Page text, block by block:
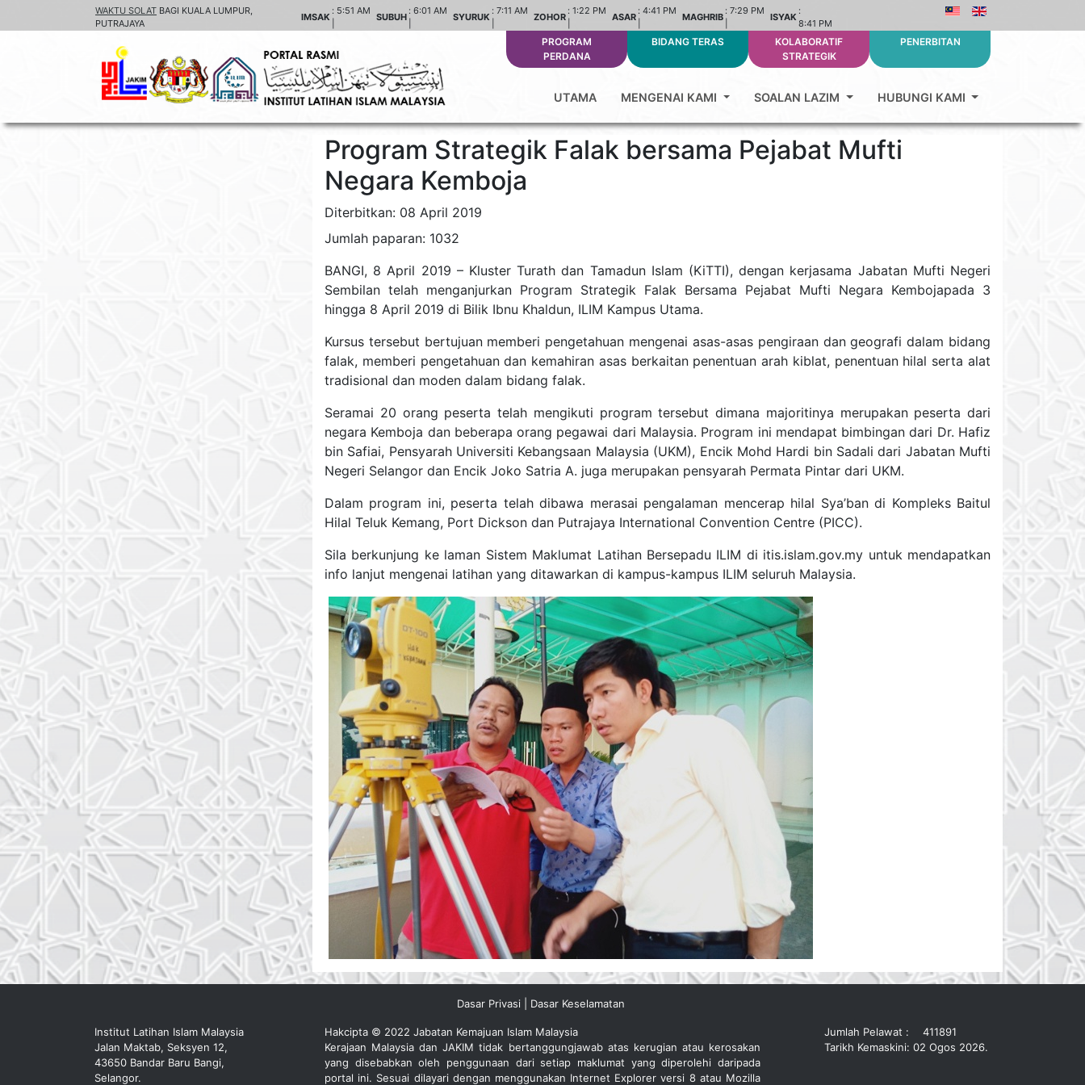
WAKTU SOLAT BAGI KUALA LUMPUR,
PUTRAJAYA
IMSAK
: 5:51 AM
SUBUH
: 6:01 AM
SYURUK
: 7:11 AM
ZOHOR
: 1:22 PM
ASAR
: 4:41 PM
MAGHRIB
: 7:29 PM
ISYAK
:
8:41 PM
PROGRAM
PERDANA
BIDANG TERAS
KOLABORATIF
STRATEGIK
PENERBITAN
UTAMA MENGENAI KAMI SOALAN LAZIM HUBUNGI KAMI
Program Strategik Falak bersama Pejabat Mufti
Negara Kemboja
Diterbitkan: 08 April 2019
Jumlah paparan: 1032
BANGI, 8 April 2019 – Kluster Turath dan Tamadun Islam (KiTTI), dengan kerjasama Jabatan Mufti Negeri
Sembilan telah menganjurkan Program Strategik Falak Bersama Pejabat Mufti Negara Kembojapada 3
hingga 8 April 2019 di Bilik Ibnu Khaldun, ILIM Kampus Utama.
Kursus tersebut bertujuan memberi pengetahuan mengenai asas-asas pengiraan dan geografi dalam bidang
falak, memberi pengetahuan dan kemahiran asas berkaitan penentuan arah kiblat, penentuan hilal serta alat
tradisional dan moden dalam bidang falak.
Seramai 20 orang peserta telah mengikuti program tersebut dimana majoritinya merupakan peserta dari
negara Kemboja dan beberapa orang pegawai dari Malaysia. Program ini mendapat bimbingan dari Dr. Hafiz
bin Safiai, Pensyarah Universiti Kebangsaan Malaysia (UKM), Encik Mohd Hardi bin Sadali dari Jabatan Mufti
Negeri Selangor dan Encik Joko Satria A. juga merupakan pensyarah Permata Pintar dari UKM.
Dalam program ini, peserta telah dibawa merasai pengalaman mencerap hilal Sya’ban di Kompleks Baitul
Hilal Teluk Kemang, Port Dickson dan Putrajaya International Convention Centre (PICC).
Sila berkunjung ke laman Sistem Maklumat Latihan Bersepadu ILIM di itis.islam.gov.my untuk mendapatkan
info lanjut mengenai latihan yang ditawarkan di kampus-kampus ILIM seluruh Malaysia.
Dasar Privasi Dasar Keselamatan
Institut Latihan Islam Malaysia
Jalan Maktab, Seksyen 12,
43650 Bandar Baru Bangi,
Selangor.
Hakcipta © 2022 Jabatan Kemajuan Islam Malaysia
Kerajaan Malaysia dan JAKIM tidak bertanggungjawab atas kerugian atau kerosakan
yang disebabkan oleh penggunaan dari setiap maklumat yang diperolehi daripada
portal ini. Sesuai dilayari dengan menggunakan Internet Explorer versi 8 atau Mozilla
Jumlah Pelawat :
411891
Tarikh Kemaskini: 02 Ogos 2026.